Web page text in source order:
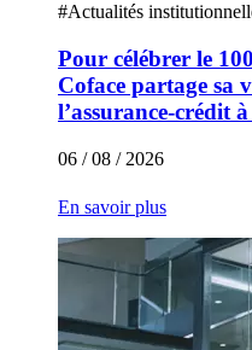
#Actualités
Pour célébrer le
Coface partage sa
l’assurance-crédit
06 / 08 / 2026
En savoir plus